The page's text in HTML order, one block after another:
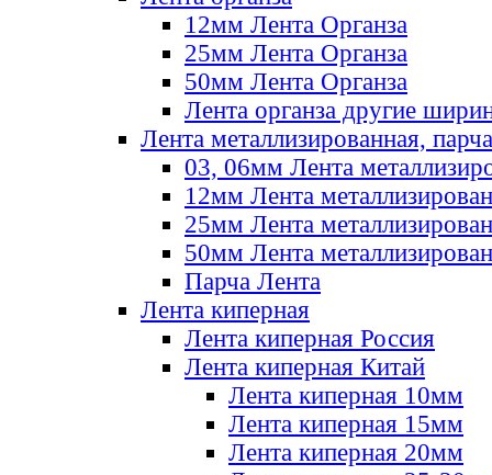
12мм Лента Органза
25мм Лента Органза
50мм Лента Органза
Лента органза другие
Лента металлизированная, парча
03, 06мм Лента
12мм Лента
25мм Лента
50мм Лента
Парча Лента
Лента киперная
Лента киперная Россия
Лента киперная Китай
Лента киперная 10мм
Лента киперная 15мм
Лента киперная 20мм